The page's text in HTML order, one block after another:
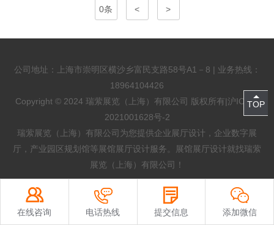
0条 < >
公司地址：上海市崇明区横沙乡富民支路58号A1－8 | 业务热线：
18964104426
Copyright © 2024 瑞萦展览（上海）有限公司 版权所有|沪ICP备
2021001628号-2
瑞萦展览（上海）有限公司为您提供企业展厅设计 ，企业数字展
厅，产业园区规划馆等展馆展厅设计服务。展馆展厅设计就找瑞萦
展览（上海）有限公司！
在线咨询 电话热线 提交信息 添加微信
TOP